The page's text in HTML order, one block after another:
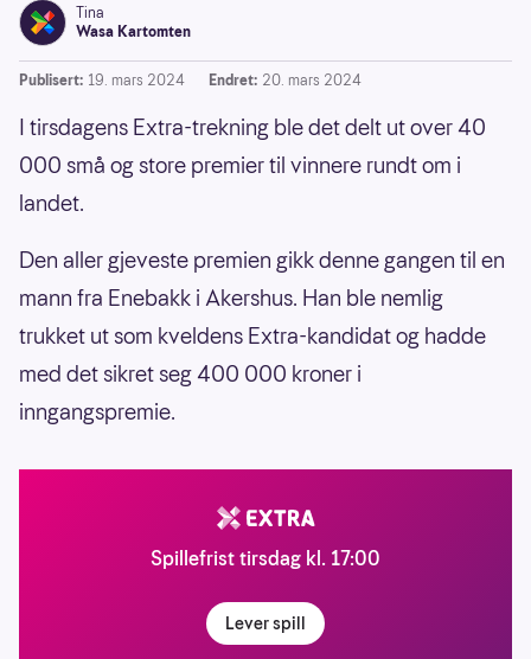
Tina
Wasa Kartomten
Publisert: 19. mars 2024 Endret: 20. mars 2024
I tirsdagens Extra-trekning ble det delt ut over 40
000 små og store premier til vinnere rundt om i
landet.
Den aller gjeveste premien gikk denne gangen til en
mann fra Enebakk i Akershus. Han ble nemlig
trukket ut som kveldens Extra-kandidat og hadde
med det sikret seg 400 000 kroner i
inngangspremie.
Spillefrist tirsdag kl. 17:00
Lever spill